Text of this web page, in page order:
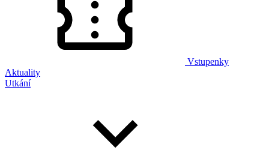
Vstupenky
Aktuality
Utkání